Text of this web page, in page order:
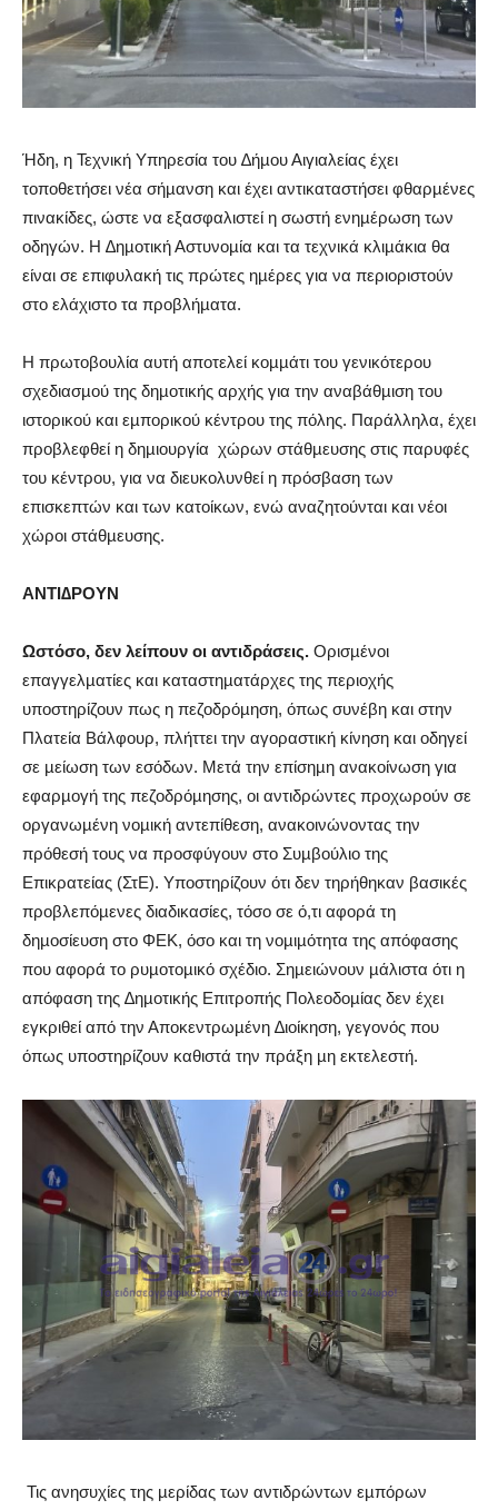
Ήδη, η Τεχνική Υπηρεσία του ∆ήµου Αιγιαλείας έχει
τοποθετήσει νέα σήµανση και έχει αντικαταστήσει φθαρµένες
πινακίδες, ώστε να εξασφαλιστεί η σωστή ενηµέρωση των
οδηγών. Η ∆ηµοτική Αστυνοµία και τα τεχνικά κλιµάκια θα
είναι σε επιφυλακή τις πρώτες ηµέρες για να περιοριστούν
στο ελάχιστο τα προβλήµατα.
Η πρωτοβουλία αυτή αποτελεί κοµµάτι του γενικότερου
σχεδιασµού της δηµοτικής αρχής για την αναβάθµιση του
ιστορικού και εµπορικού κέντρου της πόλης. Παράλληλα, έχει
προβλεφθεί η δηµιουργία χώρων στάθµευσης στις παρυφές
του κέντρου, για να διευκολυνθεί η πρόσβαση των
επισκεπτών και των κατοίκων, ενώ αναζητούνται και νέοι
χώροι στάθµευσης.
ΑΝΤΙ∆ΡΟΥΝ
Ωστόσο, δεν λείπουν οι αντιδράσεις. Ορισµένοι
επαγγελµατίες και καταστηµατάρχες της περιοχής
υποστηρίζουν πως η πεζοδρόµηση, όπως συνέβη και στην
Πλατεία Βάλφουρ, πλήττει την αγοραστική κίνηση και οδηγεί
σε µείωση των εσόδων. Μετά την επίσηµη ανακοίνωση για
εφαρµογή της πεζοδρόµησης, οι αντιδρώντες προχωρούν σε
οργανωµένη νοµική αντεπίθεση, ανακοινώνοντας την
πρόθεσή τους να προσφύγουν στο Συµβούλιο της
Επικρατείας (ΣτΕ). Υποστηρίζουν ότι δεν τηρήθηκαν βασικές
προβλεπόµενες διαδικασίες, τόσο σε ό,τι αφορά τη
δηµοσίευση στο ΦΕΚ, όσο και τη νοµιµότητα της απόφασης
που αφορά το ρυµοτοµικό σχέδιο. Σηµειώνουν µάλιστα ότι η
απόφαση της ∆ηµοτικής Επιτροπής Πολεοδοµίας δεν έχει
εγκριθεί από την Αποκεντρωµένη ∆ιοίκηση, γεγονός που
όπως υποστηρίζουν καθιστά την πράξη µη εκτελεστή.
Τις ανησυχίες της µερίδας των αντιδρώντων εµπόρων